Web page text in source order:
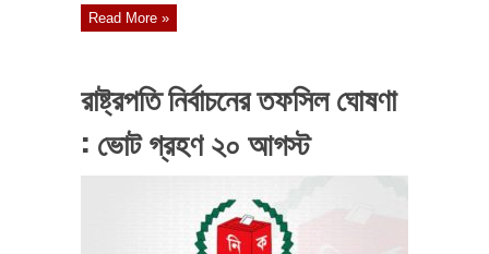
Read More »
রাষ্ট্রপতি নির্বাচনের তফসিল ঘোষণা
: ভোট গ্রহণ ২০ আগস্ট